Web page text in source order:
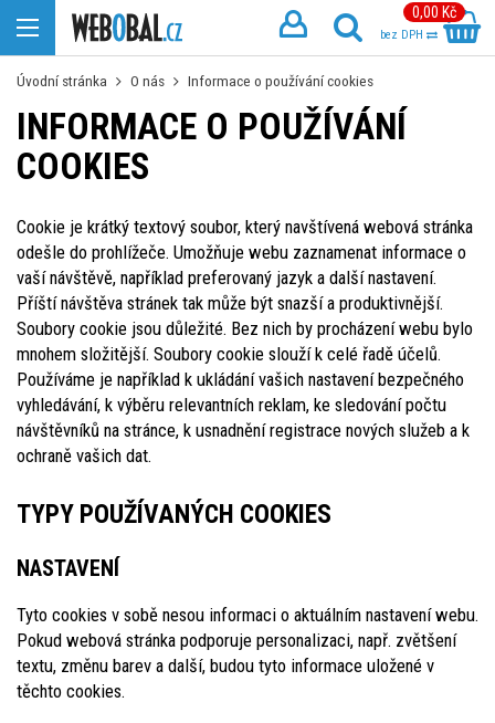
0,00 Kč
bez DPH
Úvodní stránka O nás Informace o používání cookies
INFORMACE O POUŽÍVÁNÍ
COOKIES
Cookie je krátký textový soubor, který navštívená webová stránka
odešle do prohlížeče. Umožňuje webu zaznamenat informace o
vaší návštěvě, například preferovaný jazyk a další nastavení.
Příští návštěva stránek tak může být snazší a produktivnější.
Soubory cookie jsou důležité. Bez nich by procházení webu bylo
mnohem složitější. Soubory cookie slouží k celé řadě účelů.
Používáme je například k ukládání vašich nastavení bezpečného
vyhledávání, k výběru relevantních reklam, ke sledování počtu
návštěvníků na stránce, k usnadnění registrace nových služeb a k
ochraně vašich dat.
TYPY POUŽÍVANÝCH COOKIES
NASTAVENÍ
Tyto cookies v sobě nesou informaci o aktuálním nastavení webu.
Pokud webová stránka podporuje personalizaci, např. zvětšení
textu, změnu barev a další, budou tyto informace uložené v
těchto cookies.